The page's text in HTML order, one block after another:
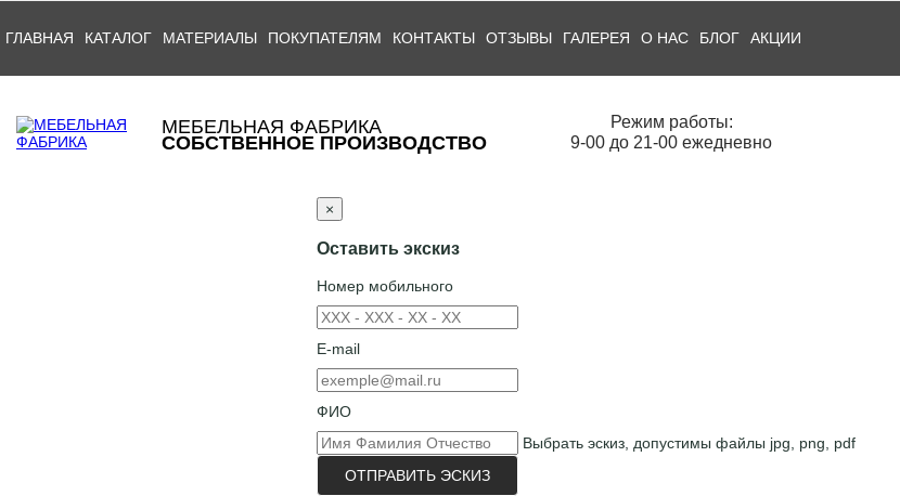
ГЛАВНАЯ КАТАЛОГ МАТЕРИАЛЫ ПОКУПАТЕЛЯМ КОНТАКТЫ ОТЗЫВЫ ГАЛЕРЕЯ О НАС БЛОГ АКЦИИ
МЕБЕЛЬНАЯ ФАБРИКА
СОБСТВЕННОЕ ПРОИЗВОДСТВО
Режим работы:
9-00 до 21-00 ежедневно
×
Оставить экскиз
Номер мобильного
E-mail
ФИО
Выбрать эскиз, допустимы файлы jpg, png, pdf
ОТПРАВИТЬ ЭСКИЗ